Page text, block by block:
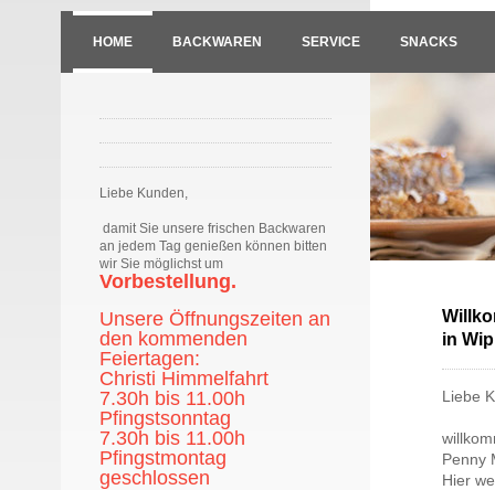
HOME BACKWAREN SERVICE SNACKS
Liebe Kunden,
damit Sie unsere frischen Backwaren
an jedem Tag genießen können bitten
wir Sie möglichst um
Vorbestellung.
Unsere Öffnungszeiten an
den kommenden
Feiertagen:
Christi Himmelfahrt
7.30h bis 11.00h
Pfingstsonntag
7.30h bis 11.00h
Pfingstmontag
geschlossen
in
Liebe
Penny
Hier